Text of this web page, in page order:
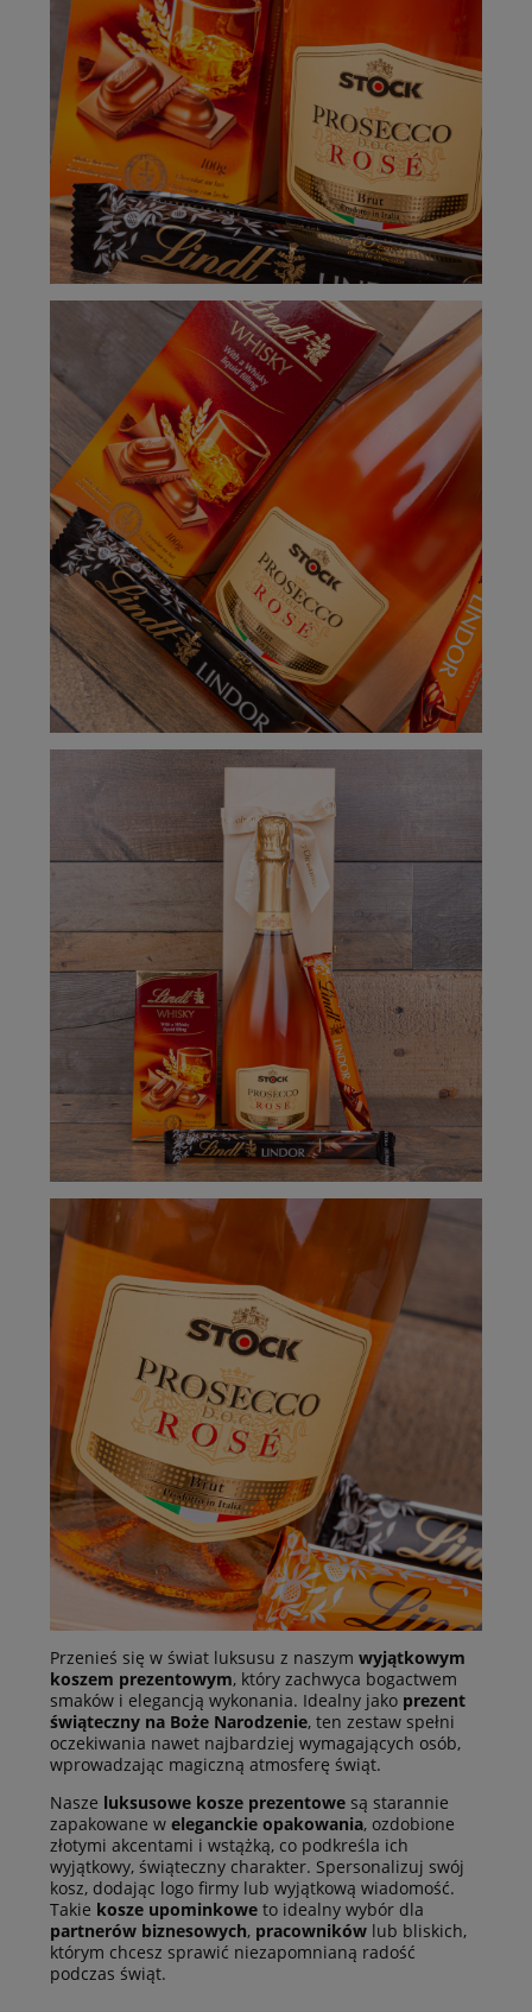
Przenieś się w świat luksusu z naszym wyjątkowym
koszem prezentowym, który zachwyca bogactwem
smaków i elegancją wykonania. Idealny jako prezent
świąteczny na Boże Narodzenie, ten zestaw spełni
oczekiwania nawet najbardziej wymagających osób,
wprowadzając magiczną atmosferę świąt.
Nasze luksusowe kosze prezentowe są starannie
zapakowane w eleganckie opakowania, ozdobione
złotymi akcentami i wstążką, co podkreśla ich
wyjątkowy, świąteczny charakter. Spersonalizuj swój
kosz, dodając logo firmy lub wyjątkową wiadomość.
Takie kosze upominkowe to idealny wybór dla
partnerów biznesowych, pracowników lub bliskich,
którym chcesz sprawić niezapomnianą radość
podczas świąt.